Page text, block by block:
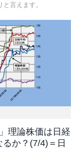
言えます。
理論株価は日経
か？(7/4)＝日